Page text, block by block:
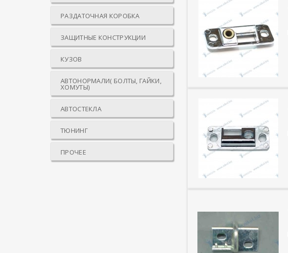
РАЗДАТОЧНАЯ КОРОБКА
ЗАЩИТНЫЕ КОНСТРУКЦИИ
КУЗОВ
АВТОНОРМАЛИ( БОЛТЫ, ГАЙКИ,
ХОМУТЫ)
АВТОСТЕКЛА
ТЮНИНГ
ПРОЧЕЕ